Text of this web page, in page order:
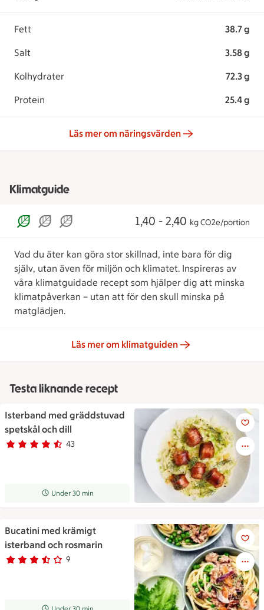
Fett 38.7 g
Salt 3.58 g
Kolhydrater 72.3 g
Protein 25.4 g
Läs mer om näringsvärden
Klimatguide
1,40 - 2,40 kg CO2e/portion
Vad du äter kan göra stor skillnad, inte bara för dig
själv, utan även för miljön och klimatet. Inspireras av
våra klimatguidade recept som hjälper dig att minska
klimatpåverkan – utan att för den skull minska på
matglädjen.
Läs mer om klimatguiden
Testa liknande recept
Isterband med gräddstuvad
spetskål och dill
Betyg 4.5 av 5. 43
43 personer har röstat
Receptet tar Under 30 min att tillaga
Under 30 min
Isterband med gräddstuvad
Bucatini med krämigt
isterband och rosmarin
Betyg 3.7 av 5. 9
9 personer har röstat
Bucatini med krämigt